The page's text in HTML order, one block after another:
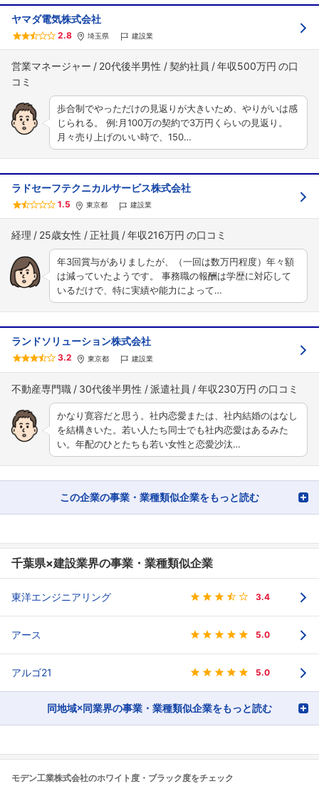
ヤマダ電気株式会社
2.8 埼玉県 建設業
営業マネージャー 20代後半男性 契約社員 年収500万円
歩合制でやっただけの見返りが大きいため、やりがいは感
じられる。 例:月100万の契約で3万円くらいの見返り。
月々売り上げのいい時で、150…
ラドセーフテクニカルサービス株式会社
1.5 東京都 建設業
経理 25歳女性 正社員 年収216万円
年3回賞与がありましたが、（一回は数万円程度）年々額
は減っていたようです。 事務職の報酬は学歴に対応して
いるだけで、特に実績や能力によって…
ランドソリューション株式会社
3.2 東京都 建設業
不動産専門職 30代後半男性 派遣社員 年収230万円
かなり寛容だと思う。社内恋愛または、社内結婚のはなし
を結構きいた。若い人たち同士でも社内恋愛はあるみた
い。年配のひとたちも若い女性と恋愛沙汰…
この企業の事業・業種類似企業をもっと読む
千葉県×建設業界の事業・業種類似企業
東洋エンジニアリング 3.4
アース 5.0
アルゴ21 5.0
同地域×同業界の事業・業種類似企業をもっと読む
モデン工業株式会社のホワイト度・ブラック度をチェック